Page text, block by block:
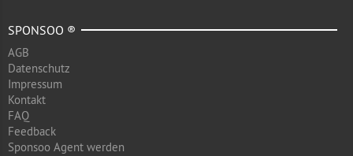
SPONSOO ®
AGB
Datenschutz
Impressum
Kontakt
FAQ
Feedback
Sponsoo Agent werden